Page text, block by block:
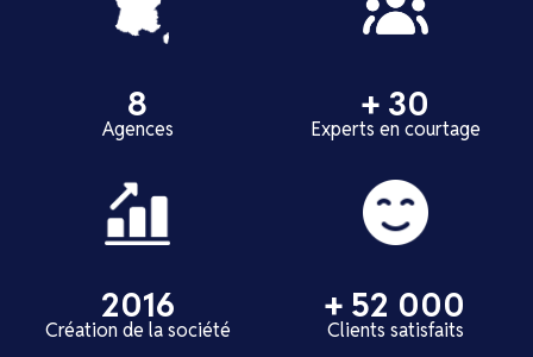
8
Agences
+ 30
Experts en courtage
2016
Création de la société
+ 52 000
Clients satisfaits